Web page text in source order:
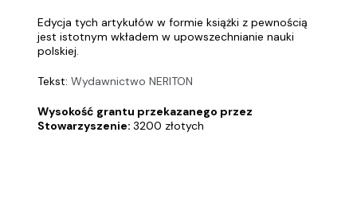
Edycja tych artykułów w formie książki z pewnością
jest istotnym wkładem w upowszechnianie nauki
polskiej.
Tekst: Wydawnictwo NERITON
Wysokość grantu przekazanego przez
Stowarzyszenie: 3200 złotych